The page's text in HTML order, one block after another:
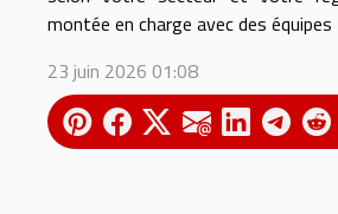
montée en charge avec des
23 juin 2026 01:08